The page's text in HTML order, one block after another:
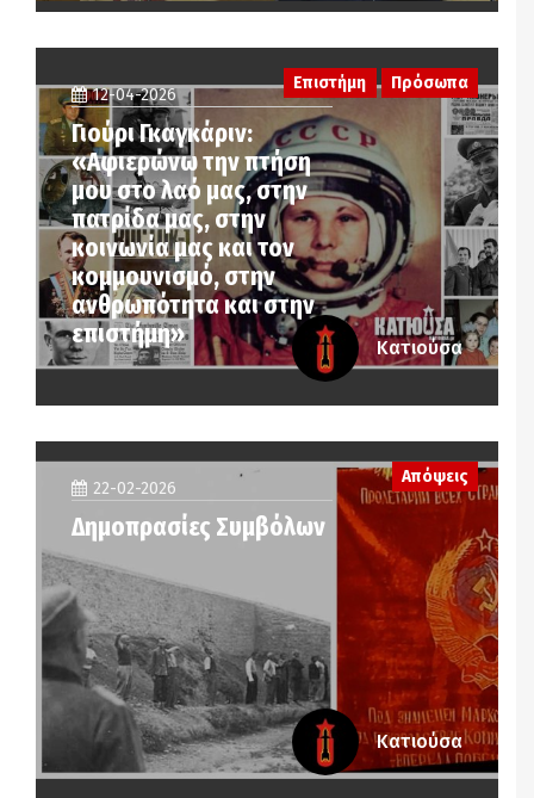
12-04-2026
Γιούρι Γκαγκάριν:
«Αφιερώνω την πτήση
μου στο λαό μας, στην
πατρίδα μας, στην
κοινωνία μας και τον
κομμουνισμό, στην
ανθρωπότητα και στην
επιστήμη»
Επιστήμη Πρόσωπα
Κατιούσα
22-02-2026
Δημοπρασίες Συμβόλων
Απόψεις
Κατιούσα